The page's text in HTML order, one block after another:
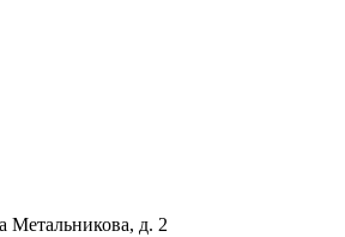
Метальникова, д. 2